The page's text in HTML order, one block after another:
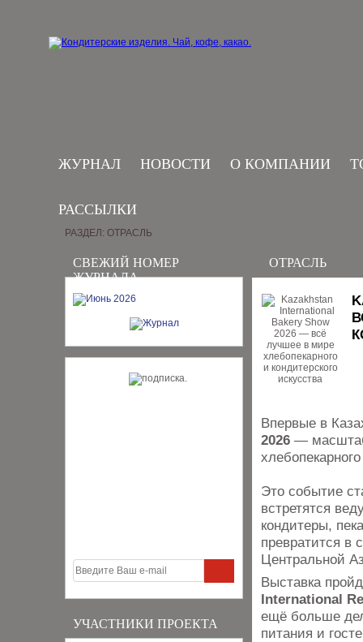
ЖУРНАЛ НОВОСТИ О КОМПАНИИ
РАССЫЛКИ
СВЕЖИЙ НОМЕР
ЖУРНАЛА
УЧАСТНИКИ ПРОЕКТА
РАЗДЕЛ: ОТРАСЛЬ
ОТРАСЛЬ
Впервые в
2026 —
Это событие
встретятся
кондитеры,
превратится в
Центральной
Выставка
International
ещё больше
питания и